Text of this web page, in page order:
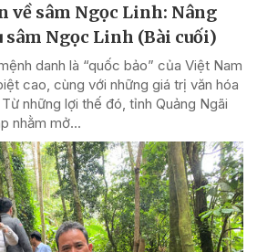
về sâm Ngọc Linh: Nâng
Ngọc Linh (Bài cuối)
danh là “quốc bảo” của Việt Nam
cao, cùng với những giá trị văn hóa
những lợi thế đó, tỉnh Quảng Ngãi
nhằm mở...